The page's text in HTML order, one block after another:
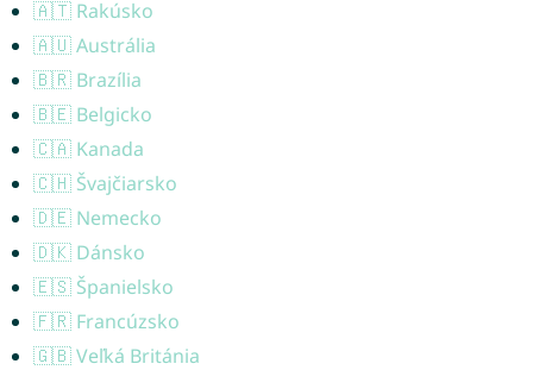
🇦🇹 Rakúsko
🇦🇺 Austrália
🇧🇷 Brazília
🇧🇪 Belgicko
🇨🇦 Kanada
🇨🇭 Švajčiarsko
🇩🇪 Nemecko
🇩🇰 Dánsko
🇪🇸 Španielsko
🇫🇷 Francúzsko
🇬🇧 Veľká Británia